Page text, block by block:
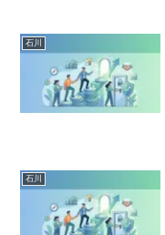
石川
石川